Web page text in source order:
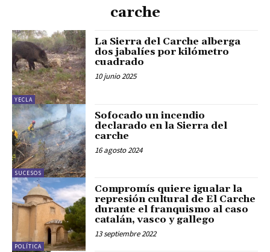
carche
YECLA
La Sierra del Carche alberga
dos jabalíes por kilómetro
cuadrado
10 junio 2025
SUCESOS
Sofocado un incendio
declarado en la Sierra del
carche
16 agosto 2024
POLÍTICA
Compromís quiere igualar la
represión cultural de El Carche
durante el franquismo al caso
catalán, vasco y gallego
13 septiembre 2022